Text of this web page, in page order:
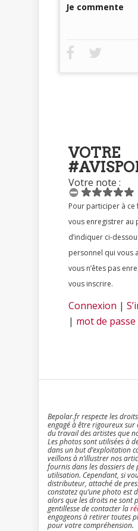
Je commente
VOTRE
Votre note :
Pour participer à ce forum, vous devez
vous enregistrer au
d’indiquer ci-
personnel qui vous a été fourni. Si
vous n’êtes pas
vous inscrire.
Connexion |
| mot de
Bepolar.fr respecte les
engagé à être rigoureux sur
du travail des artistes que
Les photos sont utilisées à
dans un but d’exploitation
veillons à n’illustrer nos
fournis dans les dossiers de
utilisation. Cependant, si
distributeur, attaché de
constatez qu’une photo est
alors que les droits ne sont
gentillesse de contacter la
engageons à retirer toutes
pour votre compréhension.